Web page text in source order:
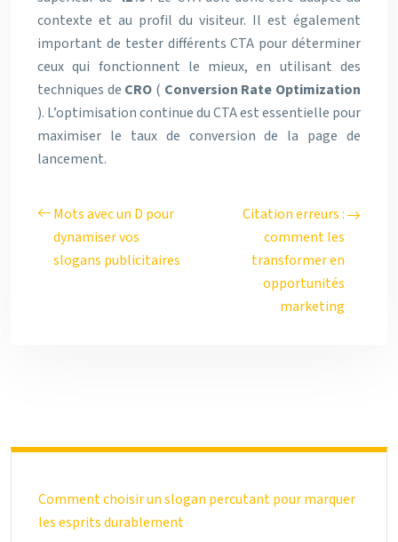
contexte et au profil du visiteur. Il est également
important de tester différents CTA pour déterminer
ceux qui fonctionnent le mieux, en utilisant des
techniques de CRO ( Conversion Rate Optimization
). L’optimisation continue du CTA est essentielle pour
maximiser le taux de conversion de la page de
lancement.
Mots avec un D pour
dynamiser vos
slogans publicitaires
Citation erreurs :
comment les
transformer en
opportunités
marketing
Comment choisir un slogan percutant pour marquer
les esprits durablement